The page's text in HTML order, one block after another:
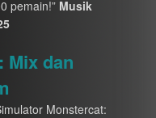
pemain!” Musik
Mix dan
Monstercat: